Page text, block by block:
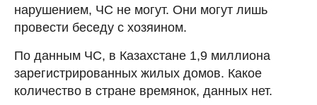
нарушением, ЧС не могут. Они могут лишь
провести беседу с хозяином.
По данным ЧС, в Казахстане 1,9 миллиона
зарегистрированных жилых домов. Какое
количество в стране времянок, данных нет.